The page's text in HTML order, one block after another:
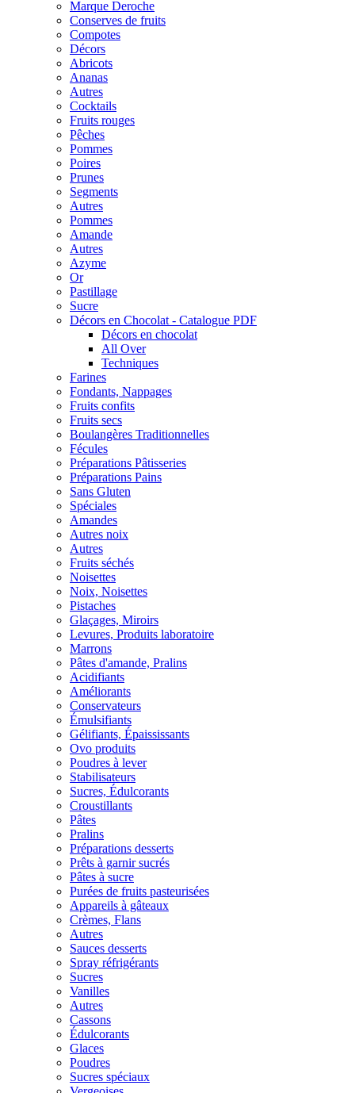
Marque Deroche
Conserves de fruits
Compotes
Décors
Abricots
Ananas
Autres
Cocktails
Fruits rouges
Pêches
Pommes
Poires
Prunes
Segments
Autres
Pommes
Amande
Autres
Azyme
Or
Pastillage
Sucre
Décors en Chocolat - Catalogue PDF
Décors en chocolat
All Over
Techniques
Farines
Fondants, Nappages
Fruits confits
Fruits secs
Boulangères Traditionnelles
Fécules
Préparations Pâtisseries
Préparations Pains
Sans Gluten
Spéciales
Amandes
Autres noix
Autres
Fruits séchés
Noisettes
Noix, Noisettes
Pistaches
Glaçages, Miroirs
Levures, Produits laboratoire
Marrons
Pâtes d'amande, Pralins
Acidifiants
Améliorants
Conservateurs
Émulsifiants
Gélifiants, Épaississants
Ovo produits
Poudres à lever
Stabilisateurs
Sucres, Édulcorants
Croustillants
Pâtes
Pralins
Préparations desserts
Prêts à garnir sucrés
Pâtes à sucre
Purées de fruits pasteurisées
Appareils à gâteaux
Crèmes, Flans
Autres
Sauces desserts
Spray réfrigérants
Sucres
Vanilles
Autres
Cassons
Édulcorants
Glaces
Poudres
Sucres spéciaux